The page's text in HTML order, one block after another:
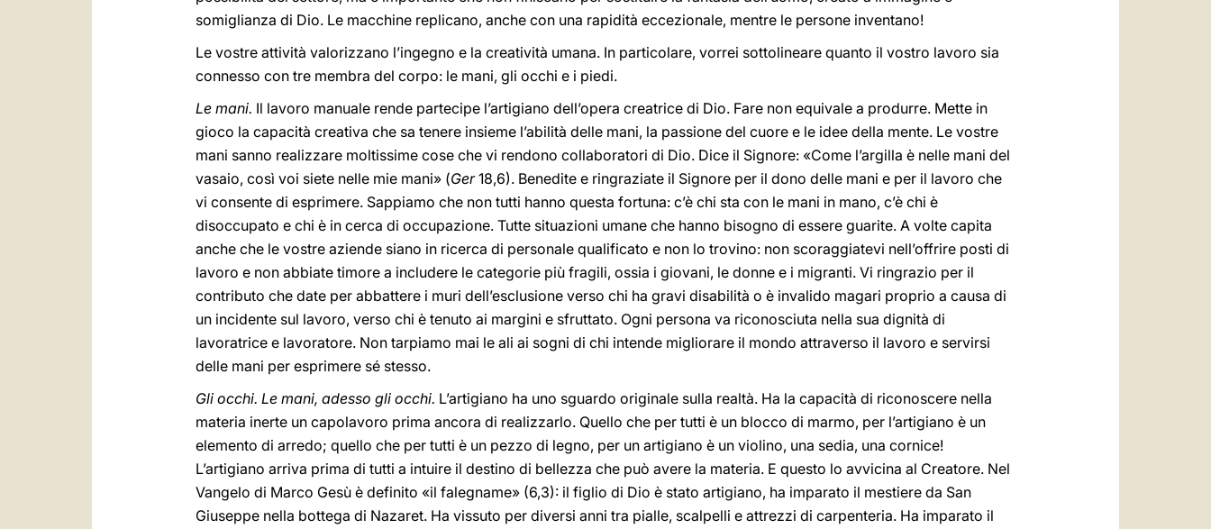
somiglianza di Dio. Le macchine replicano, anche con una rapidità eccezionale, mentre le persone inventano!
Le vostre attività valorizzano l’ingegno e la creatività umana. In particolare, vorrei sottolineare quanto il vostro lavoro sia
connesso con tre membra del corpo: le mani, gli occhi e i piedi.
Le mani. Il lavoro manuale rende partecipe l’artigiano dell’opera creatrice di Dio. Fare non equivale a produrre. Mette in
gioco la capacità creativa che sa tenere insieme l’abilità delle mani, la passione del cuore e le idee della mente. Le vostre
mani sanno realizzare moltissime cose che vi rendono collaboratori di Dio. Dice il Signore: «Come l’argilla è nelle mani del
vasaio, così voi siete nelle mie mani» (Ger18,6). Benedite e ringraziate il Signore per il dono delle mani e per il lavoro che
vi consente di esprimere. Sappiamo che non tutti hanno questa fortuna: c’è chi sta con le mani in mano, c’è chi è
disoccupato e chi è in cerca di occupazione. Tutte situazioni umane che hanno bisogno di essere guarite. A volte capita
anche che le vostre aziende siano in ricerca di personale qualificato e non lo trovino: non scoraggiatevi nell’offrire posti di
lavoro e non abbiate timore a includere le categorie più fragili, ossia i giovani, le donne e i migranti. Vi ringrazio per il
contributo che date per abbattere i muri dell’esclusione verso chi ha gravi disabilità o è invalido magari proprio a causa di
un incidente sul lavoro, verso chi è tenuto ai margini e sfruttato. Ogni persona va riconosciuta nella sua dignità di
lavoratrice e lavoratore. Non tarpiamo mai le ali ai sogni di chi intende migliorare il mondo attraverso il lavoro e servirsi
delle mani per esprimere sé stesso.
Gli occhi. Le mani, adesso gli occhi. L’artigiano ha uno sguardo originale sulla realtà. Ha la capacità di riconoscere nella
materia inerte un capolavoro prima ancora di realizzarlo. Quello che per tutti è un blocco di marmo, per l’artigiano è un
elemento di arredo; quello che per tutti è un pezzo di legno, per un artigiano è un violino, una sedia, una cornice!
L’artigiano arriva prima di tutti a intuire il destino di bellezza che può avere la materia. E questo lo avvicina al Creatore. Nel
Vangelo di Marco Gesù è definito «il falegname» (6,3): il figlio di Dio è stato artigiano, ha imparato il mestiere da San
Giuseppe nella bottega di Nazaret. Ha vissuto per diversi anni tra pialle, scalpelli e attrezzi di carpenteria. Ha imparato il